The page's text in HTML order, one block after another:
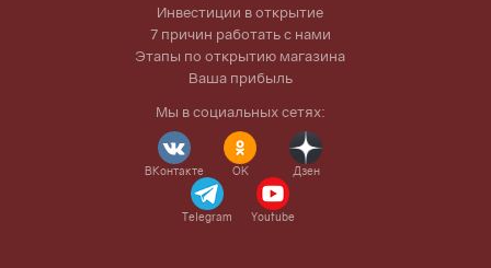
Инвестиции в открытие
7 причин работать с нами
Этапы по открытию магазина
Ваша прибыль
Мы в социальных сетях:
ВКонтакте OK Дзен
Telegram Youtube